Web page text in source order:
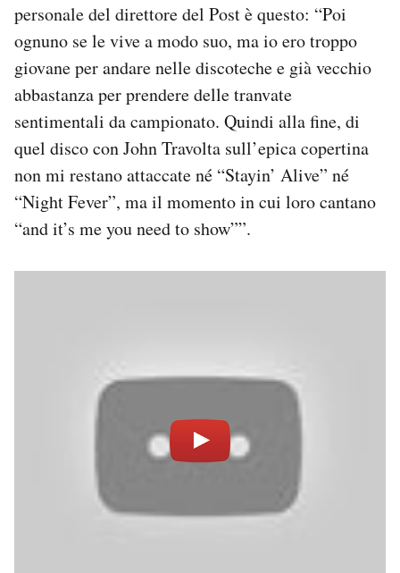
personale del direttore del Post è questo: “Poi
ognuno se le vive a modo suo, ma io ero troppo
giovane per andare nelle discoteche e già vecchio
abbastanza per prendere delle tranvate
sentimentali da campionato. Quindi alla fine, di
quel disco con John Travolta sull’epica copertina
non mi restano attaccate né “Stayin’ Alive” né
“Night Fever”, ma il momento in cui loro cantano
“and it’s me you need to show””.